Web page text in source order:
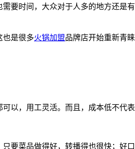
要时间，大众对于人多的地方还是
也是很多火锅加盟品牌店开始重新青
以，用工灵活。而且，成本低不代
要菜品做得好，转播得也很快；好